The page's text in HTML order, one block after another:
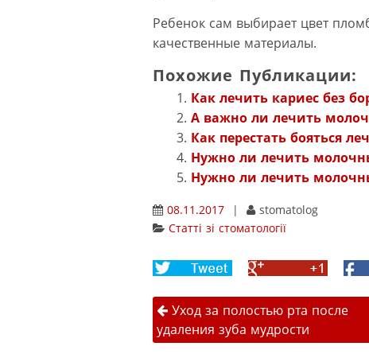
Ребенок сам выбирает цвет
качественные материалы.
Похожие Публикации:
Как лечить кариес без
А важно ли лечить
Как перестать бояться
Нужно ли лечить
Нужно ли лечить
08.11.2017 |
stomatolog
Статті зі стоматології
Share
Twitter
Share
Google+
Навігація
Уход за полостью рта после
удаления зуба мудрости